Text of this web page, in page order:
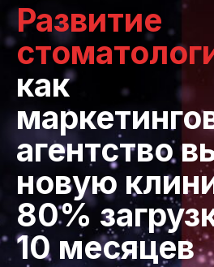
Развитие
как
агентство
новую
80%
10 месяцев